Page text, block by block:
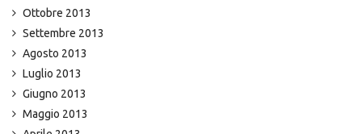
Ottobre 2013
Settembre 2013
Agosto 2013
Luglio 2013
Giugno 2013
Maggio 2013